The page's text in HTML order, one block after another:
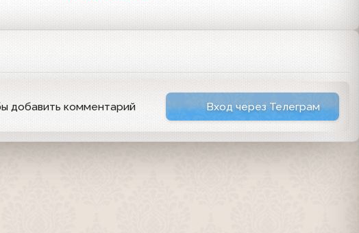
добавить комментарий Вход через Телеграм